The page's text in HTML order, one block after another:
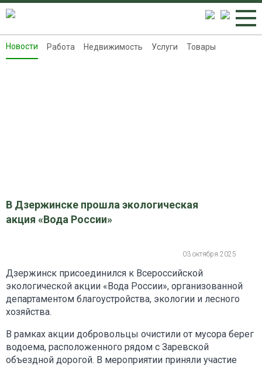
Новости
Новости Работа Недвижимость Услуги Товары
В Дзержинске прошла экологическая
акция «Вода России»
03 октября 2025
Дзержинск присоединился к Всероссийской
экологической акции «Вода России», организованной
департаментом благоустройства, экологии и лесного
хозяйства.
В рамках акции добровольцы очистили от мусора берег
водоема, расположенного рядом с Заревской
объездной дорогой. В мероприятии приняли участие